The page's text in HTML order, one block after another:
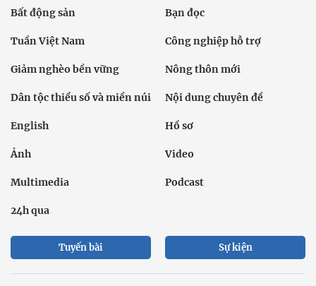
Bất động sản Bạn đọc
Tuần Việt Nam Công nghiệp hỗ trợ
Giảm nghèo bền vững Nông thôn mới
Dân tộc thiểu số và miền núi Nội dung chuyên đề
English Hồ sơ
Ảnh Video
Multimedia Podcast
24h qua
Tuyến bài Sự kiện